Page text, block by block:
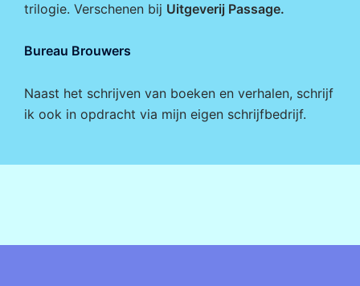
trilogie. Verschenen bij Uitgeverij Passage.
Bureau Brouwers
Naast het schrijven van boeken en verhalen, schrijf
ik ook in opdracht via mijn eigen schrijfbedrijf.